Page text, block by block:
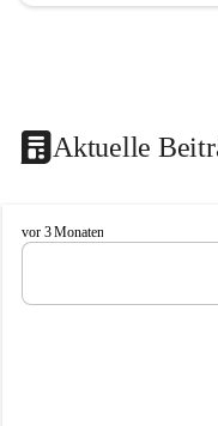
Aktuelle
V
o
k
vor 3 Monaten